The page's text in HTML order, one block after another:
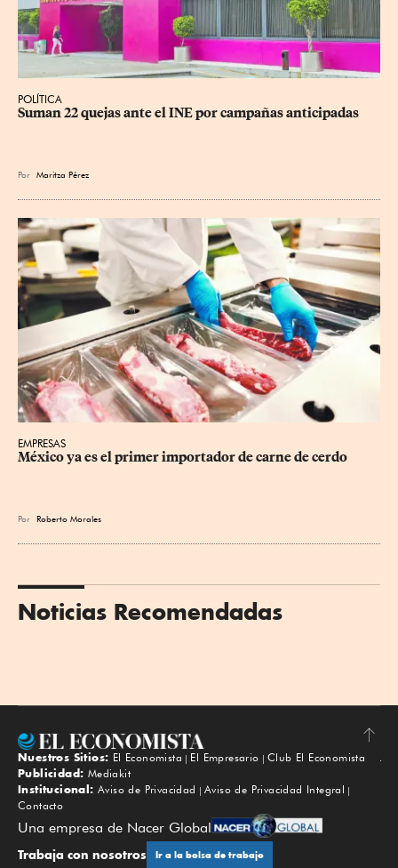
POLÍTICA
Suman 22 quejas ante el INE por campañas anticipadas
Por Maritza Pérez
EMPRESAS
México ya es el primer importador de carne de cerdo
Por Roberto Morales
Noticias Recomendadas
Subir
Nuestros Sitios: El Economista El Empresario
Club El Economista
Publicidad: Mediakit
Institucional: Aviso de Privacidad
Aviso de Privacidad Integral
Contacto
Una empresa de Nacer Global
Trabaja con nosotros Ir a la bolsa de trabajo